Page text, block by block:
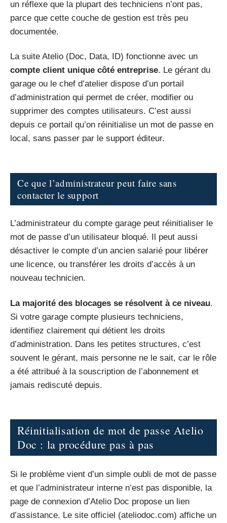
un réflexe que la plupart des techniciens n’ont pas,
parce que cette couche de gestion est très peu
documentée.
La suite Atelio (Doc, Data, ID) fonctionne avec un
compte client unique côté entreprise. Le gérant du
garage ou le chef d’atelier dispose d’un portail
d’administration qui permet de créer, modifier ou
supprimer des comptes utilisateurs. C’est aussi
depuis ce portail qu’on réinitialise un mot de passe en
local, sans passer par le support éditeur.
Ce que l’administrateur peut faire sans
contacter le support
L’administrateur du compte garage peut réinitialiser le
mot de passe d’un utilisateur bloqué. Il peut aussi
désactiver le compte d’un ancien salarié pour libérer
une licence, ou transférer les droits d’accès à un
nouveau technicien.
La majorité des blocages se résolvent à ce niveau.
Si votre garage compte plusieurs techniciens,
identifiez clairement qui détient les droits
d’administration. Dans les petites structures, c’est
souvent le gérant, mais personne ne le sait, car le rôle
a été attribué à la souscription de l’abonnement et
jamais rediscuté depuis.
Réinitialisation de mot de passe Atelio
Doc : la procédure pas à pas
Si le problème vient d’un simple oubli de mot de passe
et que l’administrateur interne n’est pas disponible, la
page de connexion d’Atelio Doc propose un lien
d’assistance. Le site officiel (ateliodoc.com) affiche un